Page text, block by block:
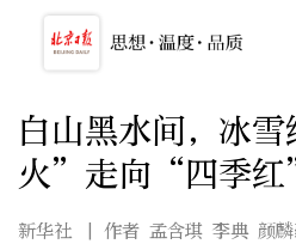
白山黑水间，冰
火”走向“四季红
新华社
| 作者 孟含琪 李典 颜